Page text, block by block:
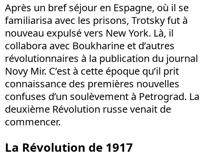
Après un bref séjour en Espagne, où il se
familiarisa avec les prisons, Trotsky fut à
nouveau expulsé vers New York. Là, il
collabora avec Boukharine et d’autres
révolutionnaires à la publication du journal
Novy Mir. C’est à cette époque qu’il prit
connaissance des premières nouvelles
confuses d’un soulèvement à Petrograd. La
deuxième Révolution russe venait de
commencer.
La Révolution de 1917